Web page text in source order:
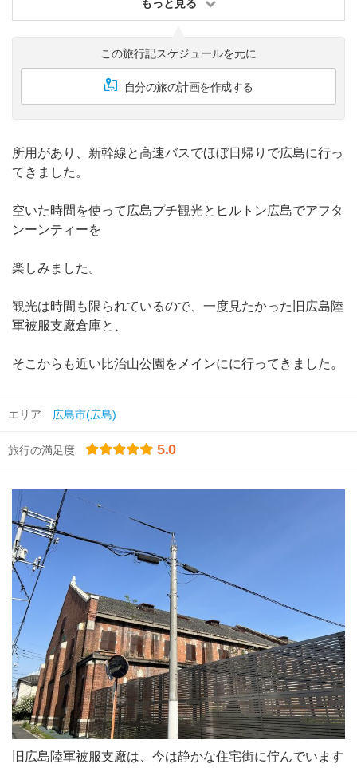
もっと見る
この旅行記スケジュールを元に
自分の旅の計画を作成する
所用があり、新幹線と高速バスでほぼ日帰りで広島に行っ
てきました。
空いた時間を使って広島プチ観光とヒルトン広島でアフタ
ンーンティーを
楽しみました。
観光は時間も限られているので、一度見たかった旧広島陸
軍被服支廠倉庫と、
そこからも近い比治山公園をメインにに行ってきました。
エリア 広島市(広島)
旅行の満足度 5.0
旧広島陸軍被服支廠は、今は静かな住宅街に佇んでいます